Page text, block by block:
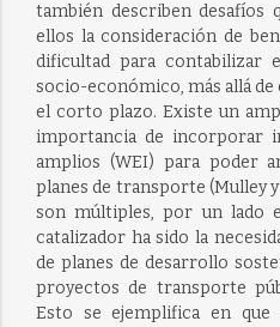
también describen desafíos
ellos la consideración de
dificultad para contabilizar
socio-económico, más allá
el corto plazo. Existe un
importancia de incorporar
amplios (WEI) para poder
planes de transporte (Mulley
son múltiples, por un lado
catalizador ha sido la
de planes de desarrollo
proyectos de transporte
Esto se ejemplifica en